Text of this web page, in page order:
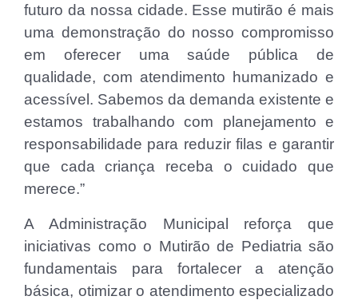
futuro da nossa cidade. Esse mutirão é mais
uma demonstração do nosso compromisso
em oferecer uma saúde pública de
qualidade, com atendimento humanizado e
acessível. Sabemos da demanda existente e
estamos trabalhando com planejamento e
responsabilidade para reduzir filas e garantir
que cada criança receba o cuidado que
merece.”
A Administração Municipal reforça que
iniciativas como o Mutirão de Pediatria são
fundamentais para fortalecer a atenção
básica, otimizar o atendimento especializado